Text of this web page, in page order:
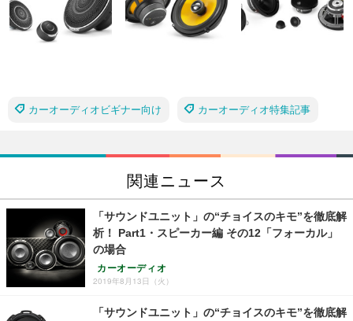
カーオーディオビギナー向け カーオーディオ特集記事
関連ニュース
「サウンドユニット」の“チョイスのキモ”を徹底解
析！ Part1・スピーカー編 その12「フォーカル」
の場合
カーオーディオ
2019年8月13日（火）
「サウンドユニット」の“チョイスのキモ”を徹底解